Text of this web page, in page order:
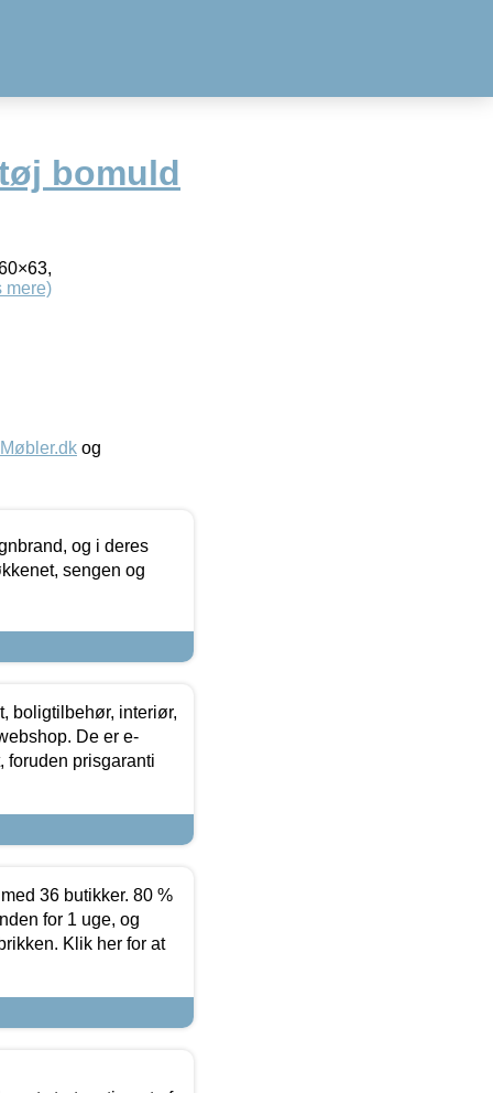
bomuld
mere)
og
og i deres
sengen og
boligtilbehør, interiør,
De er e-
foruden prisgaranti
36 butikker. 80 %
for 1 uge, og
Klik her for at